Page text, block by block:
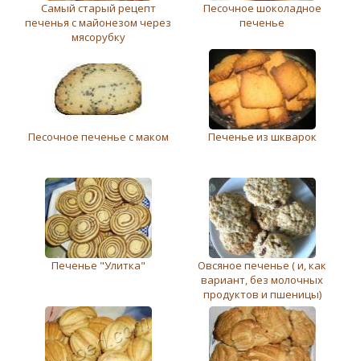
Самый старый рецепт
печенья с майонезом через
мясорубку
Песочное шоколадное
печенье
Песочное печенье с маком Печенье из шкварок
Печенье "Улитка"
Овсяное печенье ( и, как
вариант, без молочных
продуктов и пшеницы)